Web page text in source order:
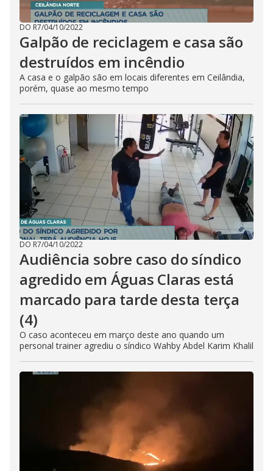
DO R7/04/10/2022
Galpão de reciclagem e casa são
destruídos em incêndio
A casa e o galpão são em locais diferentes em Ceilândia,
porém, quase ao mesmo tempo
DO R7/04/10/2022
Audiência sobre caso do síndico
agredido em Águas Claras está
marcado para tarde desta terça
(4)
O caso aconteceu em março deste ano quando um
personal trainer agrediu o síndico Wahby Abdel Karim Khalil